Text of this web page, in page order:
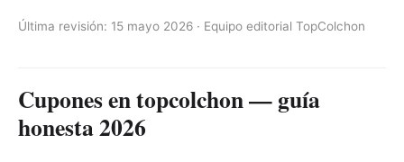
Última revisión: 15 mayo 2026 · Equipo editorial TopColchon
Cupones en topcolchon — guía
honesta 2026